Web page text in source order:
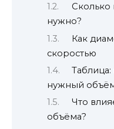
Сколько
нужно?
Как
скоростью
нужный
Что
объёма?